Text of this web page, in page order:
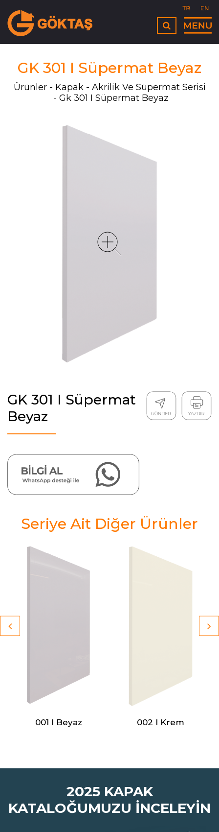
GK 301 I Süpermat Beyaz
Ürünler Kapak
Akrilik Ve Süpermat Serisi
Gk 301 I Süpermat Beyaz
GK 301 I Süpermat
Beyaz
Seriye Ait Diğer Ürünler
001 I Beyaz 002 I Krem
2025 KAPAK
KATALOĞUMUZU İNCELEYİN